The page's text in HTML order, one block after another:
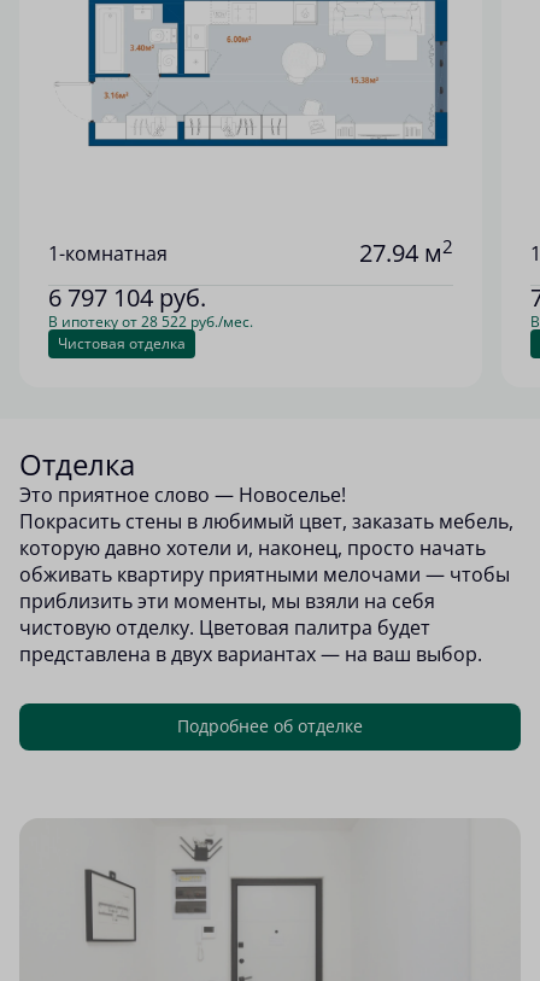
1-комнатная 27.94 м2
6 797 104 руб.
В ипотеку от 28 522 руб./мес.
Чистовая отделка
Отделка
Это приятное слово — Новоселье!
Покрасить стены в любимый цвет, заказать мебель,
которую давно хотели и, наконец, просто начать
обживать квартиру приятными мелочами — чтобы
приблизить эти моменты, мы взяли на себя
чистовую отделку. Цветовая палитра будет
представлена в двух вариантах — на ваш выбор.
Подробнее об отделке